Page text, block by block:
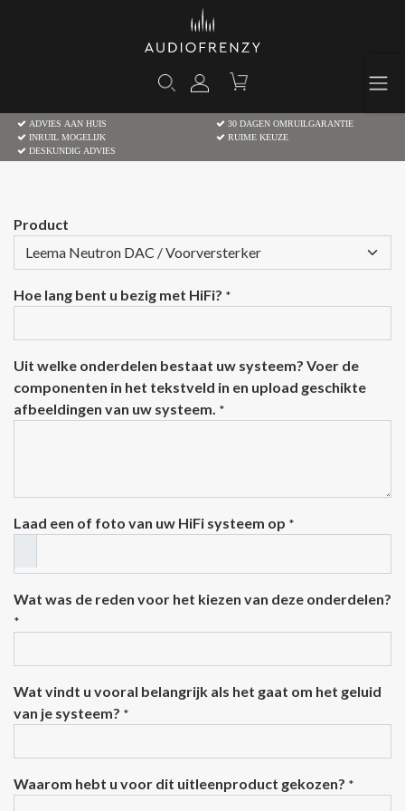
ADVIES AAN HUIS
30 DAGEN OMRUILGARANTIE
INRUIL MOGELIJK
RUIME KEUZE
DESKUNDIG ADVIES
Product
Hoe lang bent u bezig met HiFi? *
Uit welke onderdelen bestaat uw systeem? Voer de
componenten in het tekstveld in en upload geschikte
afbeeldingen van uw systeem. *
Laad een of foto van uw HiFi systeem op *
Wat was de reden voor het kiezen van deze onderdelen?
*
Wat vindt u vooral belangrijk als het gaat om het geluid
van je systeem? *
Waarom hebt u voor dit uitleenproduct gekozen? *